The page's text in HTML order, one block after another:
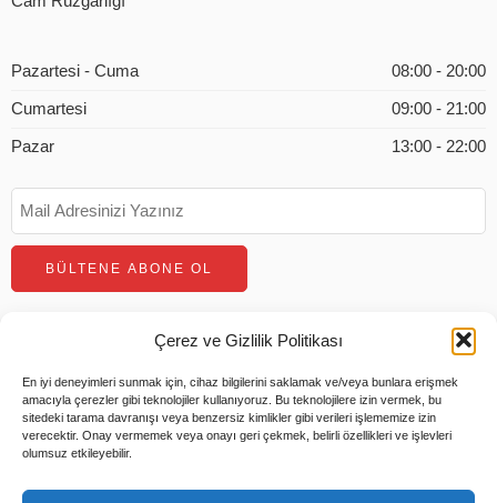
Çerez ve Gizlilik Politikası
En iyi deneyimleri sunmak için, cihaz bilgilerini saklamak ve/veya bunlara erişmek
amacıyla çerezler gibi teknolojiler kullanıyoruz. Bu teknolojilere izin vermek, bu
sitedeki tarama davranışı veya benzersiz kimlikler gibi verileri işlememize izin
verecektir. Onay vermemek veya onayı geri çekmek, belirli özellikleri ve işlevleri
olumsuz etkileyebilir.
Pazartesi - Cuma 08:00 - 20:00
Cumartesi 09:00 - 21:00
Pazar 13:00 - 22:00